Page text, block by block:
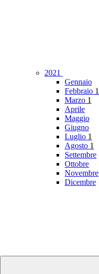
2021
Gennaio
Febbraio 1
Marzo 1
Aprile
Maggio
Giugno
Luglio 1
Agosto 1
Settembre
Ottobre
Novembre
Dicembre